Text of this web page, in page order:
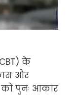
के
और
को पुनः आकार